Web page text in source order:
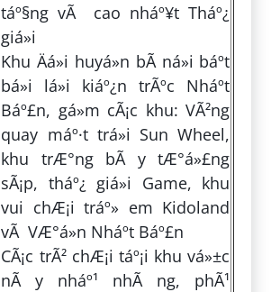
táº§ng vÃ cao nháº¥t Tháº¿
giá»i
Khu Äá»i huyá»n bÃ­ ná»i báº­t
bá»i lá»i kiáº¿n trÃºc Nháº­t
Báº£n, gá»m cÃ¡c khu: VÃ²ng
quay máº·t trá»i Sun Wheel,
khu trÆ°ng bÃ y tÆ°á»£ng
sÃ¡p, tháº¿ giá»i Game, khu
vui chÆ¡i tráº» em Kidoland
vÃ VÆ°á»n Nháº­t Báº£n
CÃ¡c trÃ² chÆ¡i táº¡i khu vá»±c
nÃ y nháº¹ nhÃ ng, phÃ¹